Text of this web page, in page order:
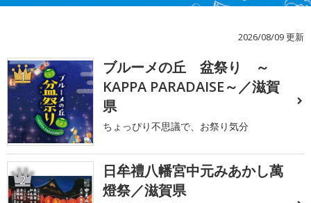
2026/08/09 更新
1
ブルーメの丘 盆祭り ～
KAPPA PARADAISE～／滋賀
県
ちょっぴり不思議で、お祭り気分
2
日牟禮八幡宮中元みあかし萬
燈祭／滋賀県